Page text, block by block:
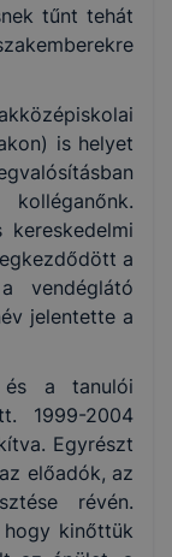
tűnt tehát
is helyet
a
vendéglátó
jelentette a
és a tanulói
1999-2004
Egyrészt
előadók, az
révén.
kinőttük